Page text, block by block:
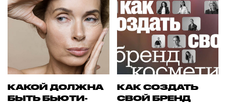
КАКОЙ ДОЛЖНА
БЫТЬ БЬЮТИ-
КАК СОЗДАТЬ
СВОЙ БРЕНД